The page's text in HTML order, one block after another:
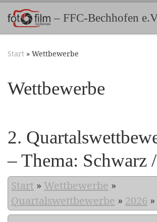
Zum Inhalt springen– FFC-Bechhofen
Start » Wettbewerbe
Wettbewerbe
2.
– Thema: Schwarz
Start » Wettbewerbe »
Quartalswettbewerbe » 2026 »